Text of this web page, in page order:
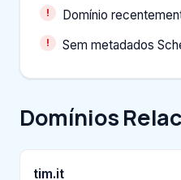
Domínio
Sem metadados
Domínios
tim.it